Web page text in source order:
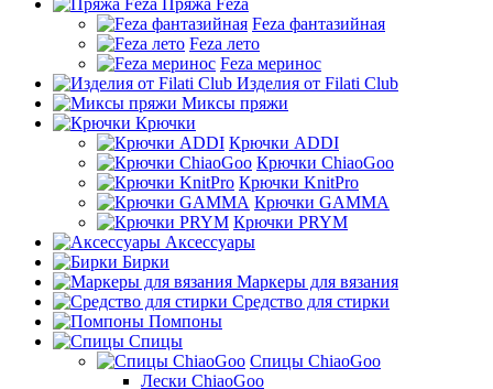
Пряжа Feza
Feza фантазийная
Feza лето
Feza меринос
Изделия от Filati Club
Миксы пряжи
Крючки
Крючки ADDI
Крючки ChiaoGoo
Крючки KnitPro
Крючки GAMMA
Крючки PRYM
Аксессуары
Бирки
Маркеры для вязания
Средство для стирки
Помпоны
Спицы
Спицы ChiaoGoo
Лески ChiaoGoo